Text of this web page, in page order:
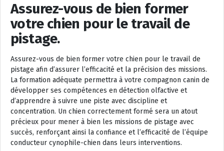
Assurez-vous de bien former
votre chien pour le travail de
pistage.
Assurez-vous de bien former votre chien pour le travail de
pistage afin d’assurer l’efficacité et la précision des missions.
La formation adéquate permettra à votre compagnon canin de
développer ses compétences en détection olfactive et
d’apprendre à suivre une piste avec discipline et
concentration. Un chien correctement formé sera un atout
précieux pour mener à bien les missions de pistage avec
succès, renforçant ainsi la confiance et l’efficacité de l’équipe
conducteur cynophile-chien dans leurs interventions.